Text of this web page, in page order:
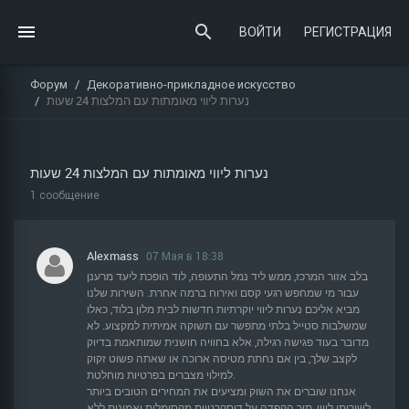
ВОЙТИ РЕГИСТРАЦИЯ
Форум
Декоративно-прикладное искусство
נערות ליווי מאומתות עם המלצות 24 שעות
נערות ליווי מאומתות עם המלצות 24 שעות
1 сообщение
Alexmass 07 Мая в 18:38
בלב אזור המרכז, ממש ליד נמל התעופה, לוד הופכת ליעד מרענן
עבור מי שמחפש רגעי קסם ואירוח ברמה אחרת. השירות שלנו
מביא אליכם נערות ליווי יוקרתיות חדשות לבית מלון בלוד, כאלו
שמשלבות סטייל בלתי מתפשר עם תשוקה אמיתית למקצוע. לא
מדובר בעוד פגישה רגילה, אלא בחוויה חושנית שמותאמת בדיוק
לקצב שלך, בין אם נחתת מטיסה ארוכה או שאתה פשוט זקוק
אנחנו שוברים את השוק ומציעים את המחירים הטובים ביותר